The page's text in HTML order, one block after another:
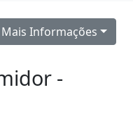
Mais Informações
-